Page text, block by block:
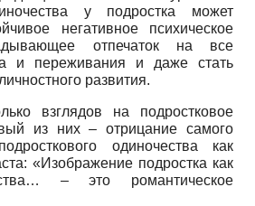
у подростка может
негативное психическое
отпечаток на все
и переживания и даже стать
развития.
взглядов на подростковое
из них – отрицание самого
одиночества как
«Изображение подростка как
– это романтическое